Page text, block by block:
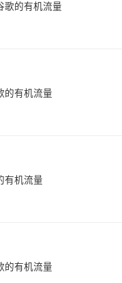
歌的有机流量
的有机流量
有机流量
的有机流量